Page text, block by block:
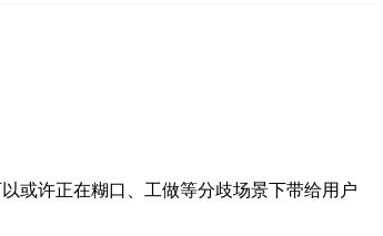
或许正在糊口、工做等分歧场景下带给用户